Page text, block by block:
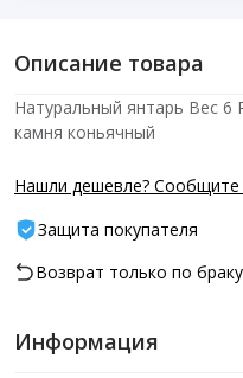
Описание товара
Натуральный янтарь Вес
камня коньячный
Нашли дешевле? Сообщите
Защита покупателя
Возврат только по браку
Информация